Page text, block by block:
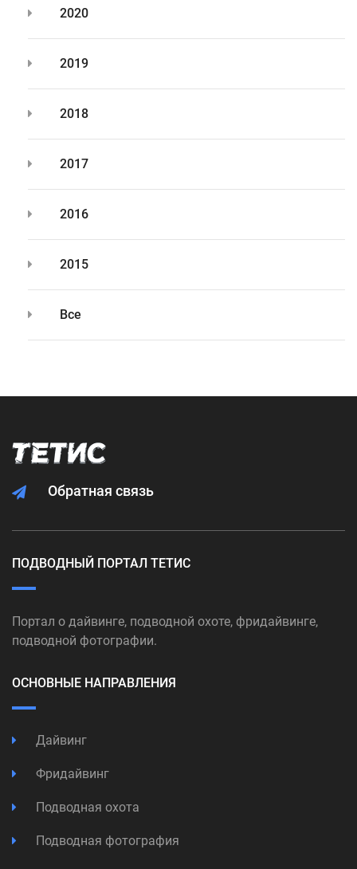
2020
2019
2018
2017
2016
2015
Все
Обратная связь
ПОДВОДНЫЙ ПОРТАЛ ТЕТИС
Портал о дайвинге, подводной охоте, фридайвинге,
подводной фотографии.
ОСНОВНЫЕ НАПРАВЛЕНИЯ
Дайвинг
Фридайвинг
Подводная охота
Подводная фотография